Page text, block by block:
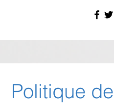
Politique